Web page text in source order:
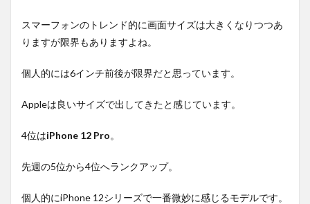
スマーフォンのトレンド的に画面サイズは大きくなりつつあ
りますが限界もありますよね。
個人的には6インチ前後が限界だと思っています。
Appleは良いサイズで出してきたと感じています。
4位はiPhone 12 Pro。
先週の5位から4位へランクアップ。
個人的にiPhone 12シリーズで一番微妙に感じるモデルです。